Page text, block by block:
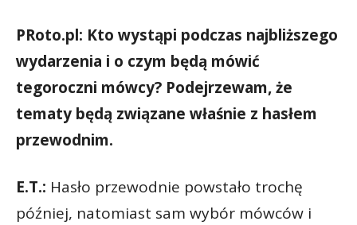
PRoto.pl: Kto wystąpi podczas najbliższego
wydarzenia i o czym będą mówić
tegoroczni mówcy? Podejrzewam, że
tematy będą związane właśnie z hasłem
przewodnim.
E.T.: Hasło przewodnie powstało trochę
później, natomiast sam wybór mówców i